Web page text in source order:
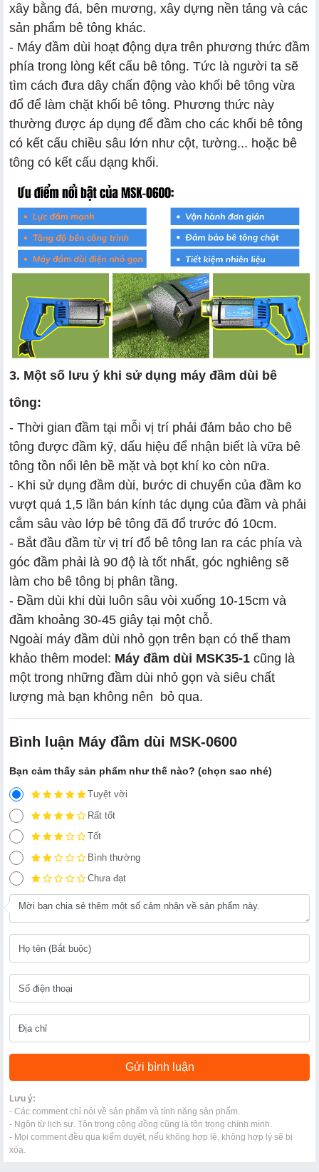
xây bằng đá, bên mương, xây dựng nền tảng và các
sản phẩm bê tông khác.
- Máy đầm dùi hoạt động dựa trên phương thức đầm
phía trong lòng kết cấu bê tông. Tức là người ta sẽ
tìm cách đưa dây chấn động vào khối bê tông vừa
đổ để làm chặt khối bê tông. Phương thức này
thường được áp dụng để đầm cho các khối bê tông
có kết cấu chiều sâu lớn như cột, tường... hoặc bê
tông có kết cấu dạng khối.
3. Một số lưu ý khi sử dụng máy đầm dùi bê
tông:
- Thời gian đầm tại mỗi vị trí phải đảm bảo cho bê
tông được đầm kỹ, dấu hiệu để nhận biết là vữa bê
tông tồn nổi lên bề mặt và bọt khí ko còn nữa.
- Khi sử dụng đầm dùi, bước di chuyển của đầm ko
vượt quá 1,5 lần bán kính tác dụng của đầm và phải
cắm sâu vào lớp bê tông đã đổ trước đó 10cm.
- Bắt đầu đầm từ vị trí đổ bê tông lan ra các phía và
góc đầm phải là 90 độ là tốt nhất, góc nghiêng sẽ
làm cho bê tông bị phân tầng.
- Đầm dùi khi dùi luôn sâu vòi xuống 10-15cm và
đầm khoảng 30-45 giây tại một chỗ.
Ngoài máy đầm dùi nhỏ gọn trên bạn có thể tham
khảo thêm model: Máy đầm dùi MSK35-1 cũng là
một trong những đầm dùi nhỏ gọn và siêu chất
lượng mà bạn không nên bỏ qua.
Bình luận Máy đầm dùi MSK-0600
Bạn cảm thấy sản phẩm như thế nào? (chọn sao nhé)
Tuyệt vời
Rất tốt
Tốt
Bình thường
Chưa đạt
Lưu ý:
- Các comment chỉ nói về sản phẩm và tính năng sản phẩm.
- Ngôn từ lịch sự. Tôn trọng cộng đồng cũng là tôn trọng chính mình.
- Mọi comment đều qua kiểm duyệt, nếu không hợp lệ, không hợp lý sẽ bị
xóa.